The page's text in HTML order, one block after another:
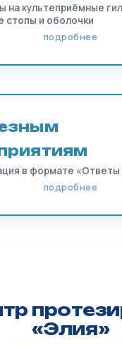
на культеприёмные
стопы и оболочки
подробнее
в формате «Ответы
подробнее
«Элия»